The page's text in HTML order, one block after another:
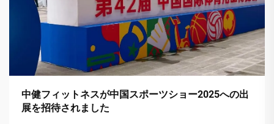
中健フィットネスが中国スポーツショー2025への出
展を招待されました